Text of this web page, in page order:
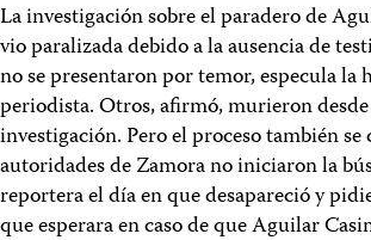
La investigación sobre el paradero de
vio paralizada debido a la ausencia de
no se presentaron por temor, especula la
periodista. Otros, afirmó, murieron
investigación. Pero el proceso también
autoridades de Zamora no iniciaron la
reportera el día en que desapareció y
que esperara en caso de que Aguilar